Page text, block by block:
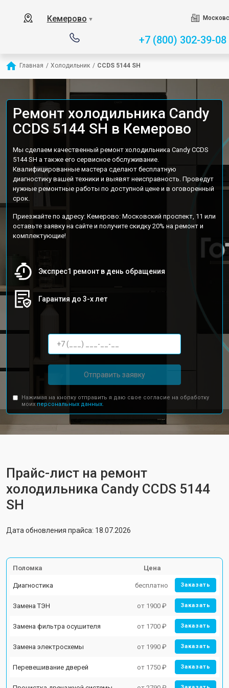
Кемерово ▼
+7 (800) 302-39-08
Главная / Холодильник / CCDS 5144 SH
Ремонт холодильника Candy
CCDS 5144 SH в Кемерово
Мы сделаем качественный ремонт холодильника Candy CCDS
5144 SH а также его сервисное обслуживание.
Квалифицированные мастера сделают бесплатную
диагностику вашей техники и выявят неисправность. Проведут
нужные ремонтные работы по доступной цене и в оговоренный
срок.
Приезжайте по адресу: Кемерово: Московский проспект, 11 или
оставьте заявку на сайте и получите скидку 20% на ремонт и
комплектующие!
Экспрес1 ремонт в день обращения
Гарантия до 3-х лет
Отправить заявку
Нажимая на кнопку отправить я даю свое согласие на обработку
моих персональных данных.
Прайс-лист на ремонт
холодильника Candy CCDS 5144
SH
Дата обновления прайса: 18.07.2026
Поломка Цена
Диагностика бесплатно Заказать
Замена ТЭН от 1900 ₽ Заказать
Замена фильтра осушителя от 1700 ₽ Заказать
Замена электросхемы от 1990 ₽ Заказать
Перевешивание дверей от 1750 ₽ Заказать